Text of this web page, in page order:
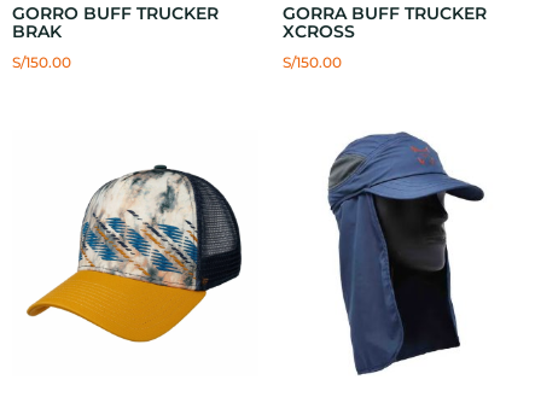
GORRO BUFF TRUCKER
BRAK
S/150.00
GORRA BUFF TRUCKER
XCROSS
S/150.00